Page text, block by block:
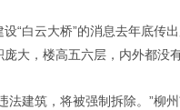
设“白云大桥”的消息去年底传
大，楼高五六层，内外都没
法建筑，将被强制拆除。”柳